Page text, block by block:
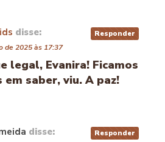
disse:
de 2025 às 17:37
legal, Evanira! Ficamos
em saber, viu. A paz!
Responder
disse: Responder